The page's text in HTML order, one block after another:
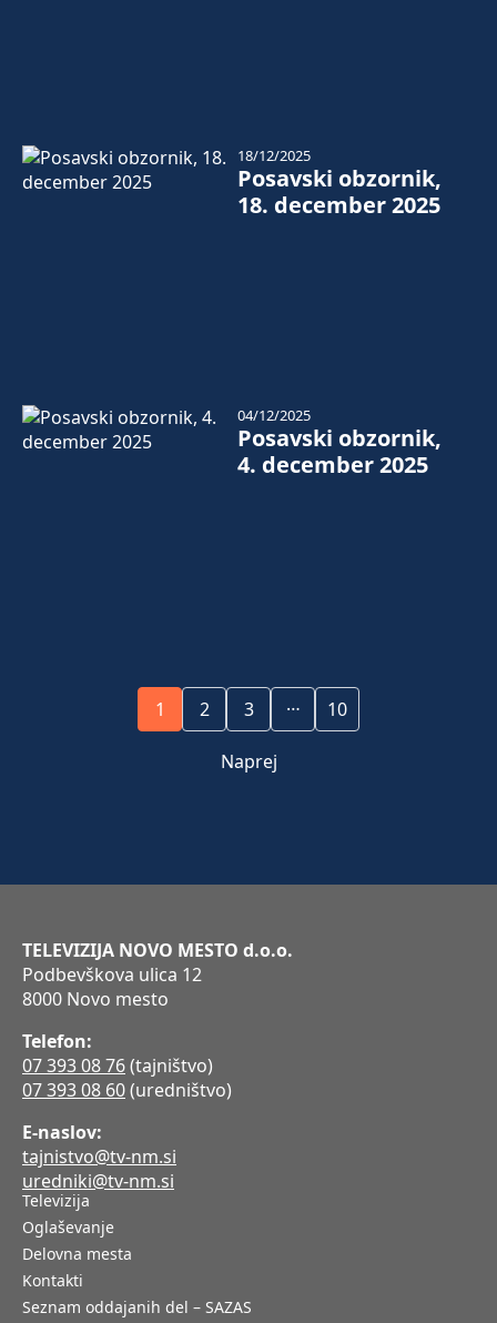
Posavski obzornik,
18. december 2025
18/12/2025
Posavski obzornik,
4. december 2025
04/12/2025
1 2 3 … 10
Naprej
TELEVIZIJA NOVO MESTO d.o.o.
Podbevškova ulica 12
8000 Novo mesto
Telefon:
07 393 08 76(tajništvo)
07 393 08 60(uredništvo)
E-naslov:
tajnistvo@tv-nm.si
uredniki@tv-nm.si
Televizija
Oglaševanje
Delovna mesta
Kontakti
Seznam oddajanih del – SAZAS